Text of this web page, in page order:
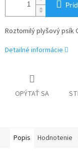
Roztomilý plyšový psík
Detailné informácie
OPÝTAŤ SA
Popis Hodnotenie